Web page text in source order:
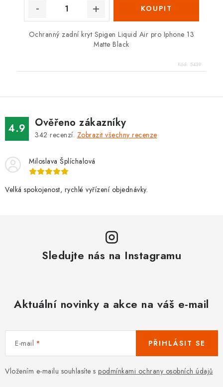
Ochranný zadní kryt Spigen Liquid Air pro Iphone 13
Matte Black
Kód: 5439
4.9 Ověřeno zákazníky
342 recenzí. Zobrazit všechny recenze
Miloslava Šplíchalová
Velká spokojenost, rychlé vyřízení objednávky.
Sledujte nás na Instagramu
Aktuální novinky a akce na váš e-mail
E-mail
Vložením e-mailu souhlasíte s podmínkami ochrany osobních údajů
PŘIHLÁSIT SE